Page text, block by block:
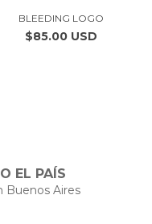
BLEEDING LOGO
$85.00 USD
EL PAÍS
Buenos Aires